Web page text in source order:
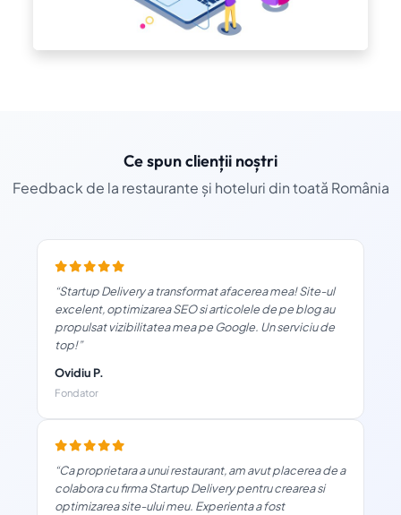
Ce spun clienții noștri
Feedback de la restaurante și hoteluri din toată România
“Startup Delivery a transformat afacerea mea! Site-ul
excelent, optimizarea SEO si articolele de pe blog au
propulsat vizibilitatea mea pe Google. Un serviciu de
top!”
Ovidiu P.
Fondator
“Ca proprietara a unui restaurant, am avut placerea de a
colabora cu firma Startup Delivery pentru crearea si
optimizarea site-ului meu. Experienta a fost